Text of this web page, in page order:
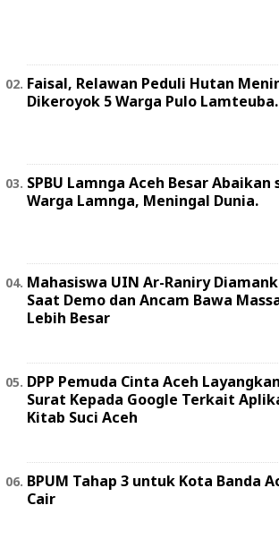
Faisal, Relawan Peduli Hutan
Dikeroyok 5 Warga Pulo Lamteuba.
SPBU Lamnga Aceh Besar Abaikan
Warga Lamnga, Meningal Dunia.
Mahasiswa UIN Ar-Raniry
Saat Demo dan Ancam Bawa
Lebih Besar
DPP Pemuda Cinta Aceh Layangkan
Surat Kepada Google Terkait
Kitab Suci Aceh
BPUM Tahap 3 untuk Kota Banda
Cair